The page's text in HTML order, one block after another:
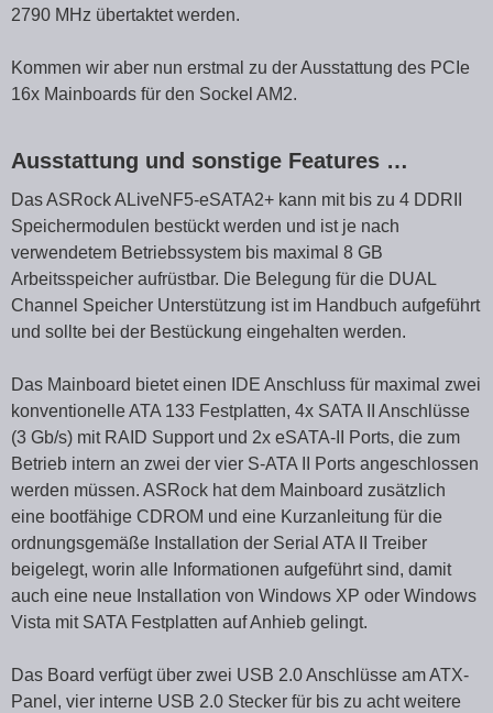
2790 MHz übertaktet werden.
Kommen wir aber nun erstmal zu der Ausstattung des PCIe
16x Mainboards für den Sockel AM2.
Ausstattung und sonstige Features …
Das ASRock ALiveNF5-eSATA2+ kann mit bis zu 4 DDRII
Speichermodulen bestückt werden und ist je nach
verwendetem Betriebssystem bis maximal 8 GB
Arbeitsspeicher aufrüstbar. Die Belegung für die DUAL
Channel Speicher Unterstützung ist im Handbuch aufgeführt
und sollte bei der Bestückung eingehalten werden.
Das Mainboard bietet einen IDE Anschluss für maximal zwei
konventionelle ATA 133 Festplatten, 4x SATA II Anschlüsse
(3 Gb/s) mit RAID Support und 2x eSATA-II Ports, die zum
Betrieb intern an zwei der vier S-ATA II Ports angeschlossen
werden müssen. ASRock hat dem Mainboard zusätzlich
eine bootfähige CDROM und eine Kurzanleitung für die
ordnungsgemäße Installation der Serial ATA II Treiber
beigelegt, worin alle Informationen aufgeführt sind, damit
auch eine neue Installation von Windows XP oder Windows
Vista mit SATA Festplatten auf Anhieb gelingt.
Das Board verfügt über zwei USB 2.0 Anschlüsse am ATX-
Panel, vier interne USB 2.0 Stecker für bis zu acht weitere